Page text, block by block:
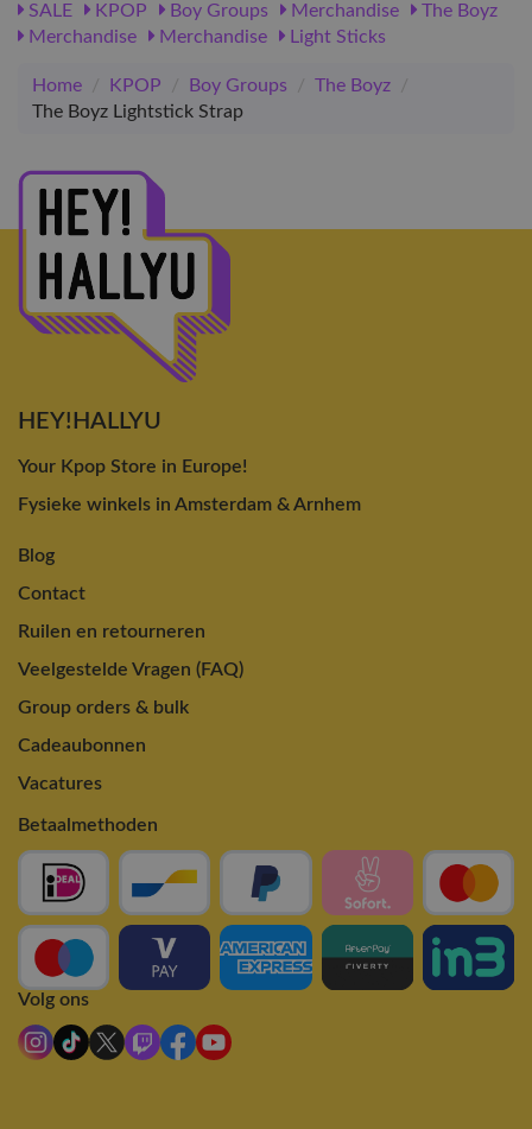
SALE
KPOP Boy Groups Merchandise
The Boyz
Merchandise
Merchandise Light Sticks
Home / KPOP / Boy Groups / The Boyz
/
The Boyz Lightstick Strap
HEY!HALLYU
Your Kpop Store in Europe!
Fysieke winkels in Amsterdam & Arnhem
Blog
Contact
Ruilen en retourneren
Veelgestelde Vragen (FAQ)
Group orders & bulk
Cadeaubonnen
Vacatures
Betaalmethoden
Volg ons